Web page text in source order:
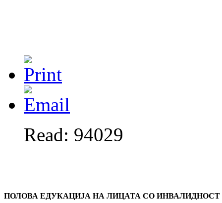
Read: 94029
ПОЛОВА ЕДУКАЦИЈА НА ЛИЦАТА СО ИНВАЛИДНОСТ